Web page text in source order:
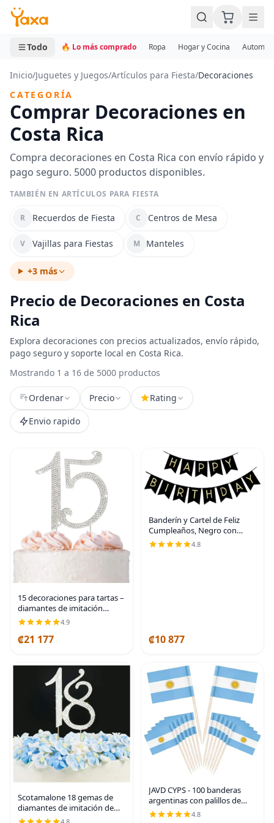
MINI CARRITO
0 productos
Todo 🔥 Lo más comprado Ropa Hogar y Cocina
Inicio/Juguetes y Juegos/Artículos para Fiesta/Decoraciones
CATEGORÍA
Comprar Decoraciones en
Costa Rica
Compra decoraciones en Costa Rica con envío rápido y
pago seguro. 5000 productos disponibles.
TAMBIÉN EN ARTÍCULOS PARA FIESTA
R Recuerdos de Fiesta C Centros de Mesa
V Vajillas para Fiestas M Manteles
+3 más
Precio de Decoraciones en Costa
Rica
Explora decoraciones con precios actualizados, envío rápido,
pago seguro y soporte local en Costa Rica.
Mostrando 1 a 16 de 5000 productos
Ordenar Precio
Rating
Envio rapido
15 decoraciones para tartas –
diamantes de imitación
plateados – 15 cumpleaños o
aniversario | Premium Silver
Metal - Sparkly Rhinestone
4.9
₡21 177
Banderín y Cartel de Feliz
Cumpleaños, Negro con
Letras Doradas y Brillantes,
Suministros para Fiestas.
4.8
₡10 877
Scotamalone 18 gemas de
diamantes de imitación de
alta calidad para decoración
JAVD CYPS - 100 banderas
argentinas con palillos de
dientes, mini palillo para
4.8